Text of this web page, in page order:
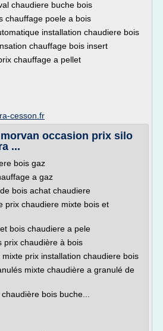
chaudiere buche bois
chauffage poele a bois
installation chaudiere bois
chauffage bois insert
chauffage a pellet
cesson.fr
occasion prix silo
...
bois gaz
a gaz
bois achat chaudiere
prix chaudiere mixte bois et
bois chaudiere a pele
prix chaudière à bois
prix installation chaudiere bois
mixte chaudière a granulé de
bois buche...